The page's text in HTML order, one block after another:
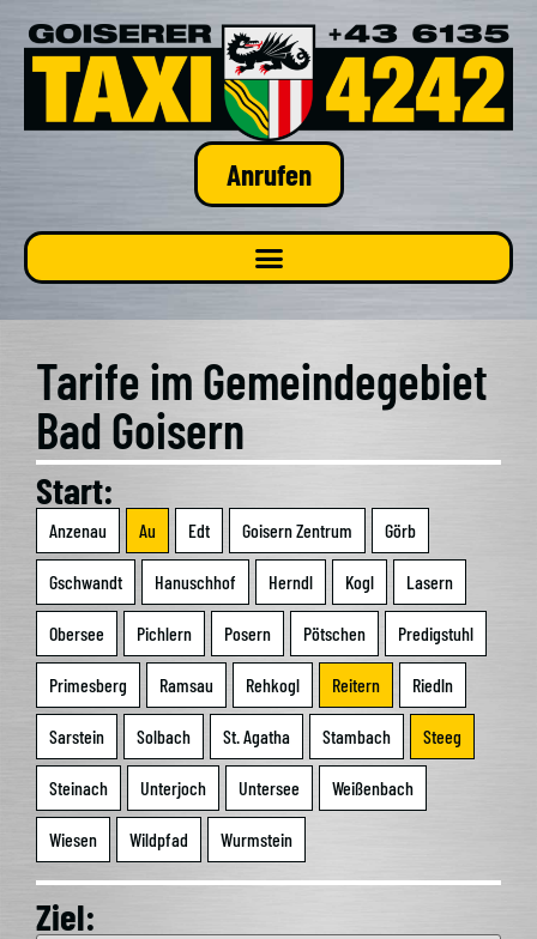
Anrufen
Tari­fe im Gemein­de­ge­biet
Bad Goi­sern
Start:
Anzen­au Au Edt Goi­sern Zen­trum Görb
Gschwandt Hanusch­hof Herndl Kogl Lasern
Ober­see Pich­lern Posern Pötschen Pre­dig­stuhl
Pri­mes­berg Ram­sau Reh­kogl Rei­tern Riedln
Sar­stein Sol­bach St. Aga­tha Stam­bach Steeg
Stein­ach Unter­joch Unter­see Wei­ßen­bach
Wie­sen Wild­pfad Wurm­stein
Ziel: